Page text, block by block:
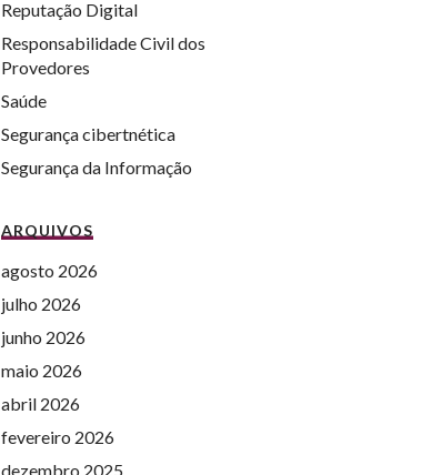
Reputação Digital
Responsabilidade Civil dos
Provedores
Saúde
Segurança cibertnética
Segurança da Informação
ARQUIVOS
agosto 2026
julho 2026
junho 2026
maio 2026
abril 2026
fevereiro 2026
dezembro 2025